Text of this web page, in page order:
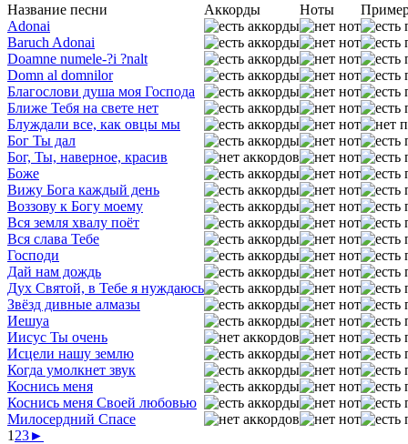
Название песни
Аккорды Ноты
Adonai
Baruch Adonai
Doamne numele-?i ?nalt
Domn al domnilor
Благослови душа моя Господа
Ближе Тебя на свете нет
Блуждали все, как овцы мы
Бог Ты дал
Бог, Ты, наверное, красив
Боже
Вижу Бога каждый день
Воззову к Богу моему
Вся земля хвалу поёт
Вся слава Тебе
Господи
Дай нам дождь
Дух Святой, в Тебе я нуждаюсь
Звёзд дивные алмазы
Иешуа
Иисус Ты очень
Исцели нашу землю
Когда умолкнет звук
Коснись меня
Коснись меня Своей любовью
Милосердний Спасе
1 23►